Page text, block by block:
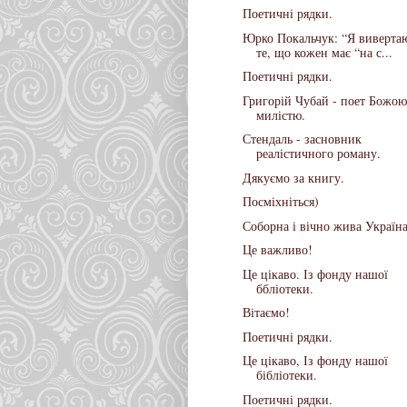
Поетичні рядки.
Юрко Покальчук: “Я
те, що кожен має “на с...
Поетичні рядки.
Григорій Чубай - поет Божою
милістю.
Стендаль - засновник
реалістичного роману.
Дякуємо за книгу.
Посміхніться)
Соборна і вічно жива
Це важливо!
Це цікаво. Із фонду нашої
ббліотеки.
Вітаємо!
Поетичні рядки.
Це цікаво, Із фонду нашої
бібліотеки.
Поетичні рядки.